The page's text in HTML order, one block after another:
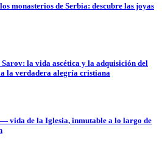
monasterios de Serbia: descubre las joyas
la vida ascética y la adquisición del
la verdadera alegría cristiana
vida de la Iglesia, inmutable a lo largo de